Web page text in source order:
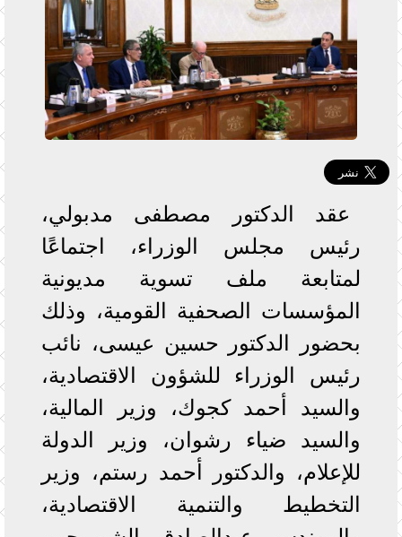
عقد الدكتور مصطفى مدبولي،
رئيس مجلس الوزراء، اجتماعًا
لمتابعة ملف تسوية مديونية
المؤسسات الصحفية القومية، وذلك
بحضور الدكتور حسين عيسى، نائب
رئيس الوزراء للشؤون الاقتصادية،
والسيد أحمد كجوك، وزير المالية،
والسيد ضياء رشوان، وزير الدولة
للإعلام، والدكتور أحمد رستم، وزير
التخطيط والتنمية الاقتصادية،